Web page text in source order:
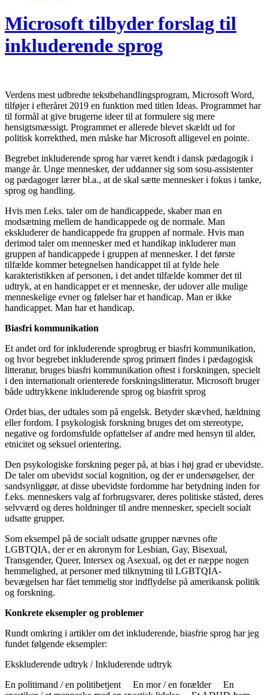
Microsoft tilbyder forslag til
inkluderende sprog
Verdens mest udbredte tekstbehandlingsprogram, Microsoft Word,
tilføjer i efteråret 2019 en funktion med titlen Ideas. Programmet har
til formål at give brugerne ideer til at formulere sig mere
hensigtsmæssigt. Programmet er allerede blevet skældt ud for
politisk korrekthed, men måske har Microsoft alligevel en pointe.
Begrebet inkluderende sprog har været kendt i dansk pædagogik i
mange år. Unge mennesker, der uddanner sig som sosu-assistenter
og pædagoger lærer bl.a., at de skal sætte mennesker i fokus i tanke,
sprog og handling.
Hvis men f.eks. taler om de handicappede, skaber man en
modsætning mellem de handicappede og de normale. Man
ekskluderer de handicappede fra gruppen af normale. Hvis man
derimod taler om mennesker med et handikap inkluderer man
gruppen af handicappede i gruppen af mennesker. I det første
tilfælde kommer betegnelsen handicappet til at fylde hele
karakteristikken af personen, i det andet tilfælde kommer det til
udtryk, at en handicappet er et menneske, der udover alle mulige
menneskelige evner og følelser har et handicap. Man er ikke
handicappet. Man har et handicap.
Biasfri kommunikation
Et andet ord for inkluderende sprogbrug er biasfri kommunikation,
og hvor begrebet inkluderende sprog primært findes i pædagogisk
litteratur, bruges biasfri kommunikation oftest i forskningen, specielt
i den internationalt orienterede forskningslitteratur. Microsoft bruger
både udtrykkene inkluderende sprog og biasfrit sprog
Ordet bias, der udtales som på engelsk. Betyder skævhed, hældning
eller fordom. I psykologisk forskning bruges det om stereotype,
negative og fordomsfulde opfattelser af andre med hensyn til alder,
etnicitet og seksuel orientering.
Den psykologiske forskning peger på, at bias i høj grad er ubevidste.
De taler om ubevidst social kognition, og der er undersøgelser, der
sandsynliggør, at disse ubevidste fordomme har betydning inden for
f.eks. menneskers valg af forbrugsvarer, deres politiske ståsted, deres
selvværd og deres holdninger til andre mennesker, specielt socialt
udsatte grupper.
Som eksempel på de socialt udsatte grupper nævnes ofte
LGBTQIA, der er en akronym for Lesbian, Gay, Bisexual,
Transgender, Queer, Intersex og Asexual, og det er næppe nogen
hemmelighed, at personer med tilknytning til LGBTQIA-
bevægelsen har fået temmelig stor indflydelse på amerikansk politik
og forskning.
Konkrete eksempler og problemer
Rundt omkring i artikler om det inkluderende, biasfrie sprog har jeg
fundet følgende eksempler:
Ekskluderende udtryk / Inkluderende udtryk
En politimand / en politibetjent En mor / en forælder En